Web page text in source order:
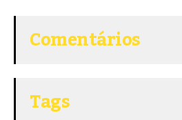
Comentários
Tags